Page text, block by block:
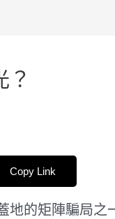
？
Copy Link
的矩陣騙局之